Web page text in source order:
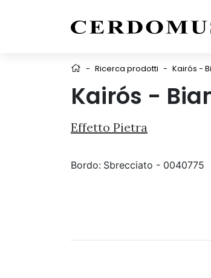
- Ricerca prodotti - Kairós -
Kairós -
Effetto Pietra
Bordo: Sbrecciato - 0040775